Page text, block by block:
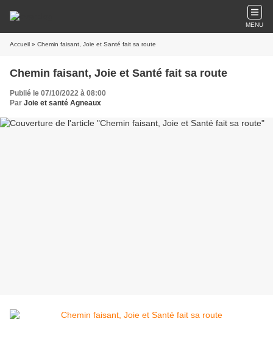
MENU
Accueil » Chemin faisant, Joie et Santé fait sa route
Chemin faisant, Joie et Santé fait sa route
Publié le 07/10/2022 à 08:00
Par Joie et santé Agneaux